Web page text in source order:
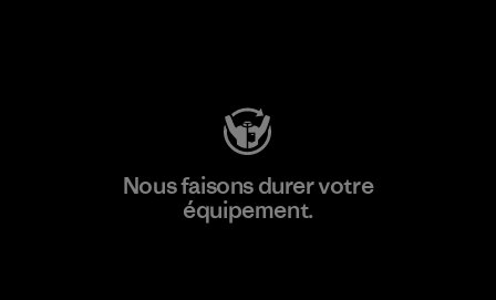
Nous faisons durer votre
équipement.